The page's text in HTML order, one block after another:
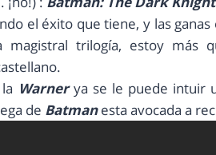
el éxito que tiene, y las
trilogía, estoy más
Warnerya se le puede intuir
de Batmanesta avocada a